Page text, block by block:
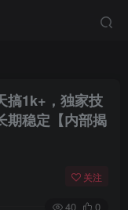
搞1k+，独家技
期稳定【内部揭
关注
40 0